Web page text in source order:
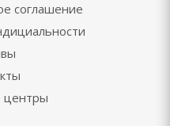
соглашение
центры